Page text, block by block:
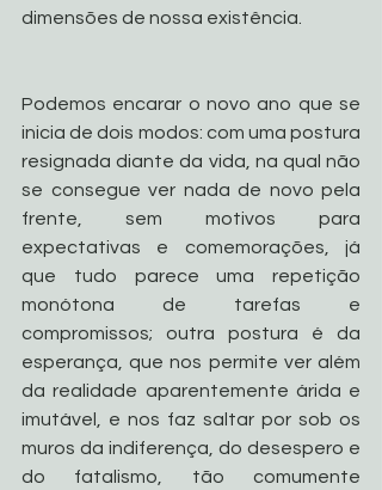
dimensões de nossa existência.
Podemos encarar o novo ano que se
inicia de dois modos: com uma postura
resignada diante da vida, na qual não
se consegue ver nada de novo pela
frente, sem motivos para
expectativas e comemorações, já
que tudo parece uma repetição
monótona de tarefas e
compromissos; outra postura é da
esperança, que nos permite ver além
da realidade aparentemente árida e
imutável, e nos faz saltar por sob os
muros da indiferença, do desespero e
do fatalismo, tão comumente